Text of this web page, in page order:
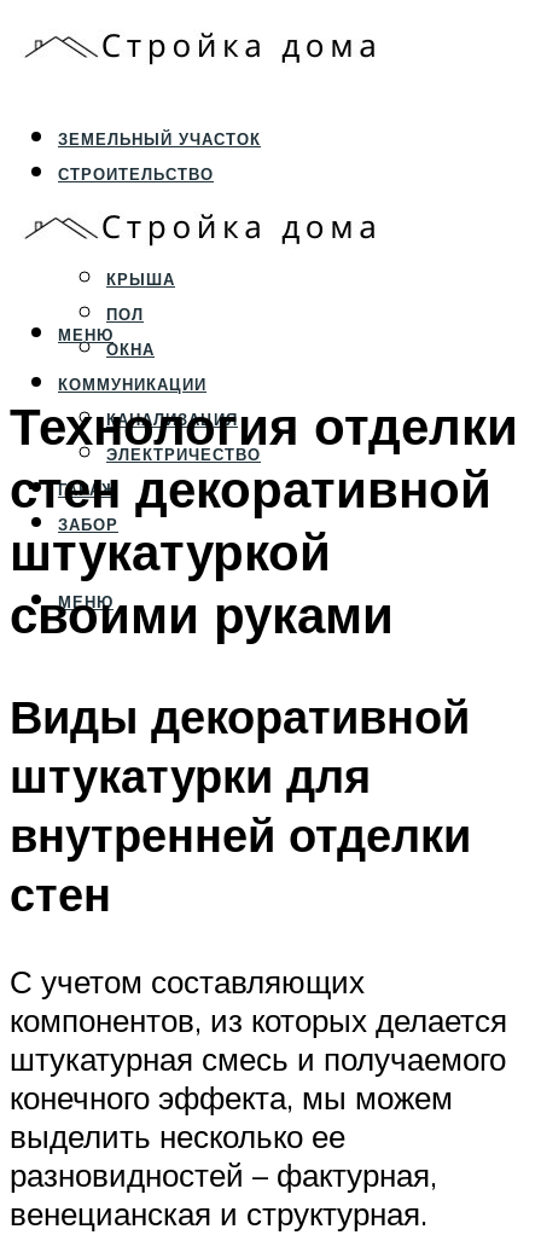
ЗЕМЕЛЬНЫЙ УЧАСТОК
СТРОИТЕЛЬСТВО
ФУНДАМЕНТ И ЦОКОЛЬ
ПЕРЕКРЫТИЯ И СТЕНЫ
КРЫША
ПОЛ
ОКНА
КОММУНИКАЦИИ
КАНАЛИЗАЦИЯ
ЭЛЕКТРИЧЕСТВО
ГАРАЖ
ЗАБОР
МЕНЮ
МЕНЮ
Технология отделки
стен декоративной
штукатуркой
своими руками
Виды декоративной
штукатурки для
внутренней отделки
стен
С учетом составляющих
компонентов, из которых делается
штукатурная смесь и получаемого
конечного эффекта, мы можем
выделить несколько ее
разновидностей – фактурная,
венецианская и структурная.